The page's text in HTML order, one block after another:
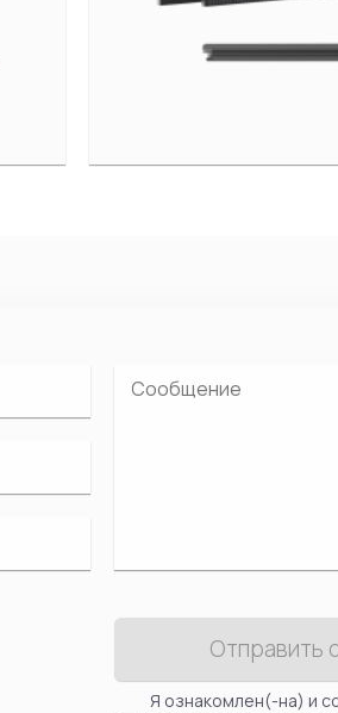
Отправить
Я ознакомлен(-на) и